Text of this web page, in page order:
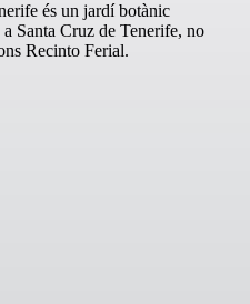
és un jardí botànic
Santa Cruz de Tenerife, no
Recinto Ferial.